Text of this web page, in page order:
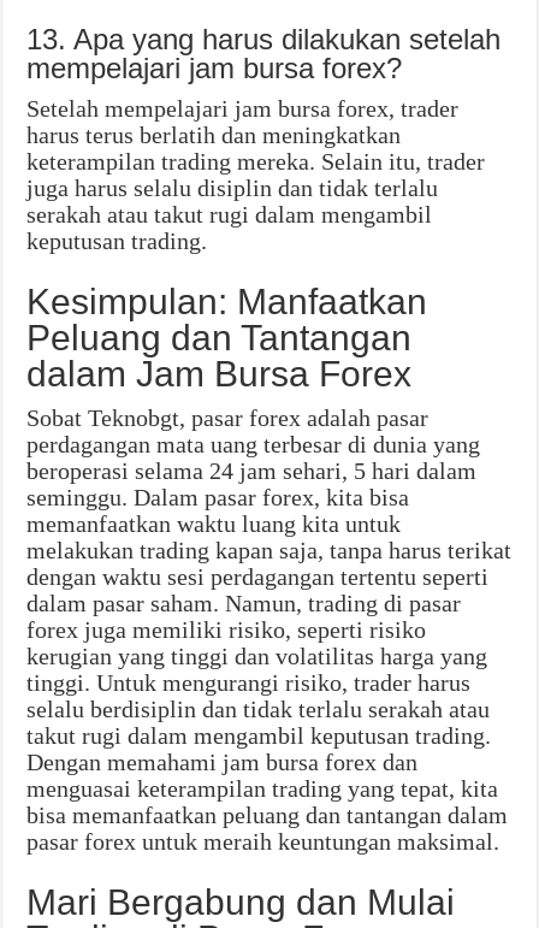
13. Apa yang harus dilakukan setelah
mempelajari jam bursa forex?
Setelah mempelajari jam bursa forex, trader
harus terus berlatih dan meningkatkan
keterampilan trading mereka. Selain itu, trader
juga harus selalu disiplin dan tidak terlalu
serakah atau takut rugi dalam mengambil
keputusan trading.
Kesimpulan: Manfaatkan
Peluang dan Tantangan
dalam Jam Bursa Forex
Sobat Teknobgt, pasar forex adalah pasar
perdagangan mata uang terbesar di dunia yang
beroperasi selama 24 jam sehari, 5 hari dalam
seminggu. Dalam pasar forex, kita bisa
memanfaatkan waktu luang kita untuk
melakukan trading kapan saja, tanpa harus terikat
dengan waktu sesi perdagangan tertentu seperti
dalam pasar saham. Namun, trading di pasar
forex juga memiliki risiko, seperti risiko
kerugian yang tinggi dan volatilitas harga yang
tinggi. Untuk mengurangi risiko, trader harus
selalu berdisiplin dan tidak terlalu serakah atau
takut rugi dalam mengambil keputusan trading.
Dengan memahami jam bursa forex dan
menguasai keterampilan trading yang tepat, kita
bisa memanfaatkan peluang dan tantangan dalam
pasar forex untuk meraih keuntungan maksimal.
Mari Bergabung dan Mulai